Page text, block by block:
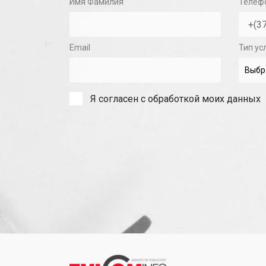
Имя Фамилия
Email Тип
Я согласен с обработкой моих данных